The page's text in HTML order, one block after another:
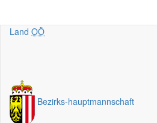
Land OÖ
Bezirks-hauptmannschaft